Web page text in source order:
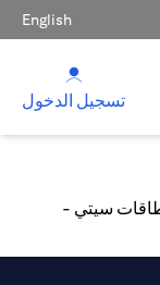
English
تسجيل الدخول
سيتي -